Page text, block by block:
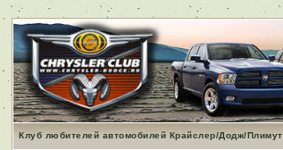
Клуб любителей автомобилей Крайслер/Додж/Плимут